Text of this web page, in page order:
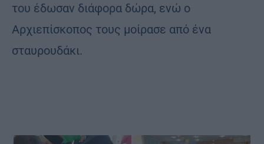
του έδωσαν διάφορα δώρα, ενώ ο
Αρχιεπίσκοπος τους μοίρασε από ένα
σταυρουδάκι.